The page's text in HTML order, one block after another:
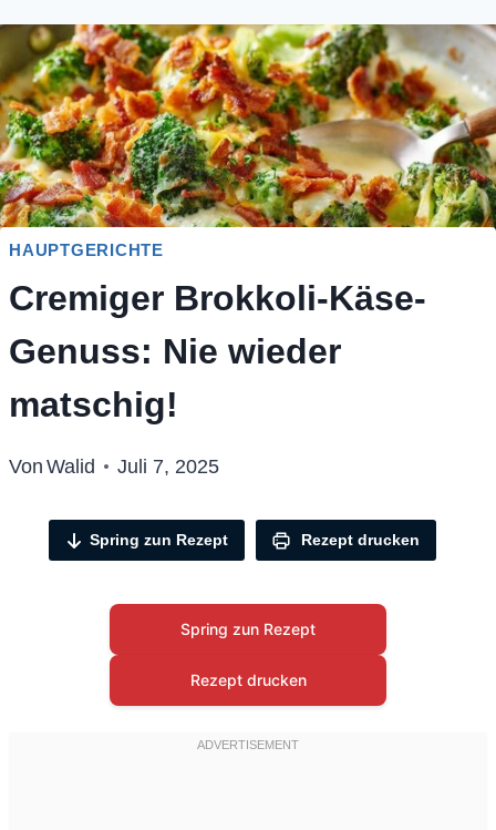
HAUPTGERICHTE
Cremiger Brokkoli-Käse-
Genuss: Nie wieder
matschig!
Von Walid Juli 7, 2025
Spring zun Rezept Rezept drucken
Spring zun Rezept
Rezept drucken